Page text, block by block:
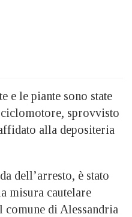
e le piante sono state
ciclomotore, sprovvisto
alla depositeria
dell’arresto, è stato
misura cautelare
di Alessandria